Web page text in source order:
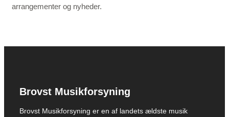
arrangementer og nyheder.
Brovst Musikforsyning
Brovst Musikforsyning er en af landets ældste musik